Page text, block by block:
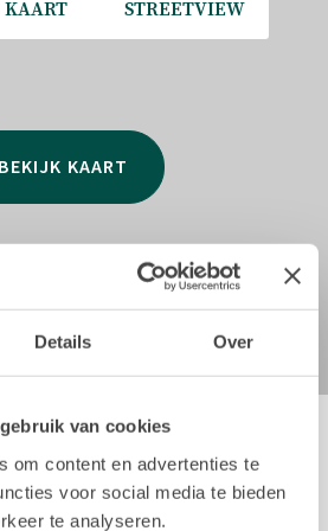
Details Over
van cookies
om content en advertenties te
voor social media te bieden
te analyseren.
470-3 Derde verdieping 83,20 m²
48,10 m²
gemeenschappelijk trappenhuis:
geen erfpacht!
470-wkl Winkelfunctie A
BEKIJK KAART
KAART STREETVIEW